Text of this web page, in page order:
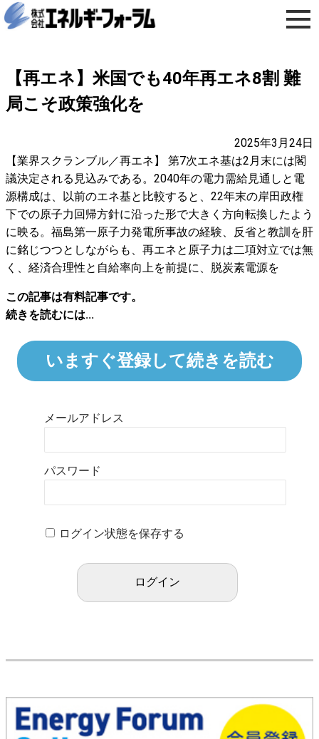
【再エネ】米国でも40年再エネ8割 難
局こそ政策強化を
2025年3月24日
【業界スクランブル／再エネ】 第7次エネ基は2月末には閣
議決定される見込みである。2040年の電力需給見通しと電
源構成は、以前のエネ基と比較すると、22年末の岸田政権
下での原子力回帰方針に沿った形で大きく方向転換したよう
に映る。福島第一原子力発電所事故の経験、反省と教訓を肝
に銘じつつとしながらも、再エネと原子力は二項対立では無
く、経済合理性と自給率向上を前提に、脱炭素電源を
この記事は有料記事です。
続きを読むには...
いますぐ登録して続きを読む
メールアドレス
パスワード
ログイン状態を保存する